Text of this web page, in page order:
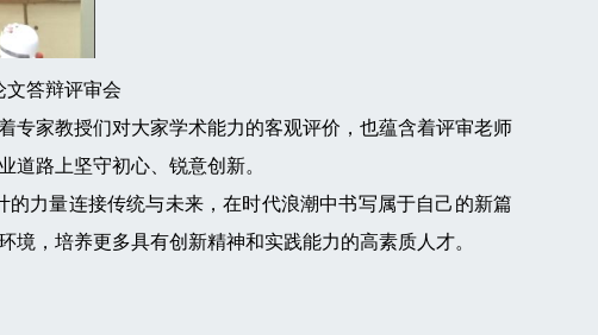
文答辩评审会
家教授们对大家学术能力的客观评价，也蕴含着评审老师
路上坚守初心、锐意创新。
力量连接传统与未来，在时代浪潮中书写属于自己的新篇
，培养更多具有创新精神和实践能力的高素质人才。